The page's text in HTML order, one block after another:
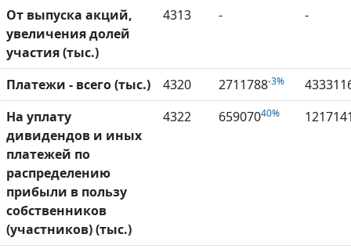
От выпуска акций,
увеличения долей
участия (тыс.)
4313 - -
Платежи - всего (тыс.) 4320 2711788-3%
На уплату
дивидендов и иных
платежей по
распределению
прибыли в пользу
собственников
(участников) (тыс.)
4322 65907040%